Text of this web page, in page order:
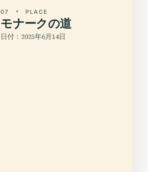
07 PLACE
モナークの道
日付：2025年6月14日